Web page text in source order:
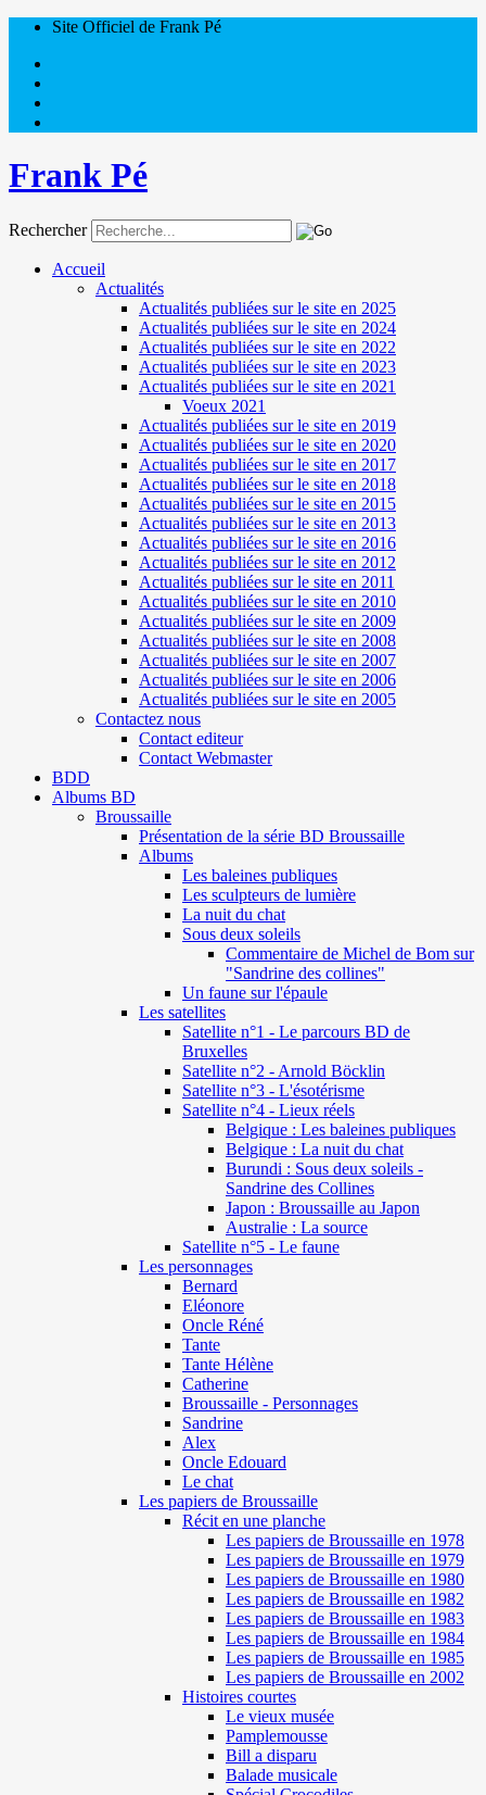
Site Officiel de Frank Pé
Frank Pé
Rechercher
Accueil
Actualités
Actualités publiées sur le site en 2025
Actualités publiées sur le site en 2024
Actualités publiées sur le site en 2022
Actualités publiées sur le site en 2023
Actualités publiées sur le site en 2021
Voeux 2021
Actualités publiées sur le site en 2019
Actualités publiées sur le site en 2020
Actualités publiées sur le site en 2017
Actualités publiées sur le site en 2018
Actualités publiées sur le site en 2015
Actualités publiées sur le site en 2013
Actualités publiées sur le site en 2016
Actualités publiées sur le site en 2012
Actualités publiées sur le site en 2011
Actualités publiées sur le site en 2010
Actualités publiées sur le site en 2009
Actualités publiées sur le site en 2008
Actualités publiées sur le site en 2007
Actualités publiées sur le site en 2006
Actualités publiées sur le site en 2005
Contactez nous
Contact editeur
Contact Webmaster
BDD
Albums BD
Broussaille
Présentation de la série BD Broussaille
Albums
Les baleines publiques
Les sculpteurs de lumière
La nuit du chat
Sous deux soleils
Commentaire de Michel de Bom sur
"Sandrine des collines"
Un faune sur l'épaule
Les satellites
Satellite n°1 - Le parcours BD de
Bruxelles
Satellite n°2 - Arnold Böcklin
Satellite n°3 - L'ésotérisme
Satellite n°4 - Lieux réels
Belgique : Les baleines publiques
Belgique : La nuit du chat
Burundi : Sous deux soleils -
Sandrine des Collines
Japon : Broussaille au Japon
Australie : La source
Satellite n°5 - Le faune
Les personnages
Bernard
Eléonore
Oncle Réné
Tante
Tante Hélène
Catherine
Broussaille - Personnages
Sandrine
Alex
Oncle Edouard
Le chat
Les papiers de Broussaille
Récit en une planche
Les papiers de Broussaille en 1978
Les papiers de Broussaille en 1979
Les papiers de Broussaille en 1980
Les papiers de Broussaille en 1982
Les papiers de Broussaille en 1983
Les papiers de Broussaille en 1984
Les papiers de Broussaille en 1985
Les papiers de Broussaille en 2002
Histoires courtes
Le vieux musée
Pamplemousse
Bill a disparu
Balade musicale